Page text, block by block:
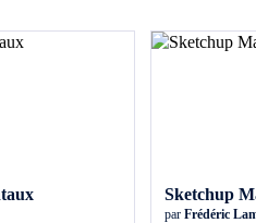
Sketchup
par Frédéric